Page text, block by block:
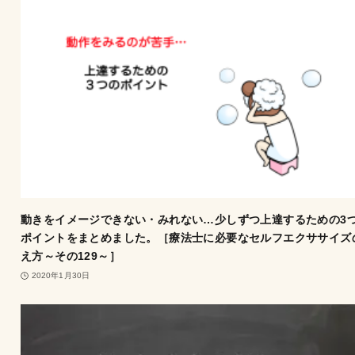
動きをイメージできない・みれない…少しずつ上達するための3
ポイントをまとめました。［療法士に必要なセルフエクササイズ
え方～その129～］
2020年1月30日